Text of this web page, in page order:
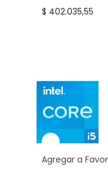
$ 402.035,55
Agregar a